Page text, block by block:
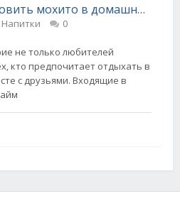
Как приготовить мохито в домашних условиях
Напитки 0
не только любителей
кто предпочитает отдыхать в
с друзьями. Входящие в